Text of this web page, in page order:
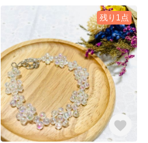
残り1点